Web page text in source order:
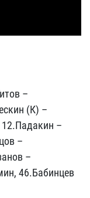
–
(К) –
–
–
–
46.Бабинцев